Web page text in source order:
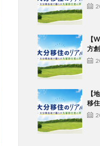
【
方
【
移